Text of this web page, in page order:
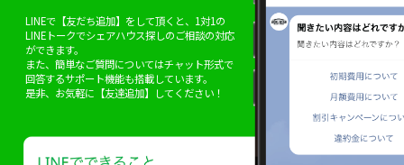
LINEで【友だち追加】をして頂くと、1対1の
LINEトークでシェアハウス探しのご相談の対応
ができます。
また、簡単なご質問についてはチャット形式で
回答するサポート機能も搭載しています。
是非、お気軽に【友達追加】してください！